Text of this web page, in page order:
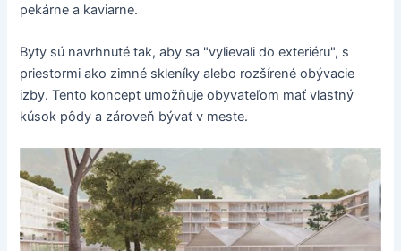
pekárne a kaviarne.
Byty sú navrhnuté tak, aby sa "vylievali do exteriéru", s
priestormi ako zimné skleníky alebo rozšírené obývacie
izby. Tento koncept umožňuje obyvateľom mať vlastný
kúsok pôdy a zároveň bývať v meste.